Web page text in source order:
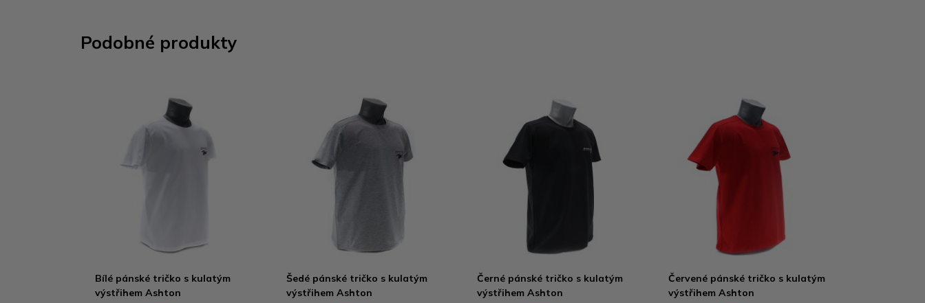
Podobné produkty
Bílé pánské tričko s kulatým
výstřihem Ashton
Šedé pánské tričko s kulatým
výstřihem Ashton
Černé pánské tričko s kulatým
výstřihem Ashton
Červené pánské tričko s kulatým
výstřihem Ashton